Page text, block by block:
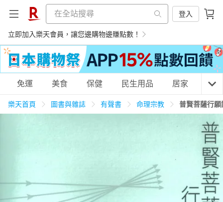
登入
立即加入樂天會員，讓您邊購物邊賺點數！
購物網分類
民生用品
運動休閒 親子玩具
免運 美食 保健 民生用品 居家 3C
樂天首頁 圖書與雜誌 有聲書 命理宗教 普賢菩薩行